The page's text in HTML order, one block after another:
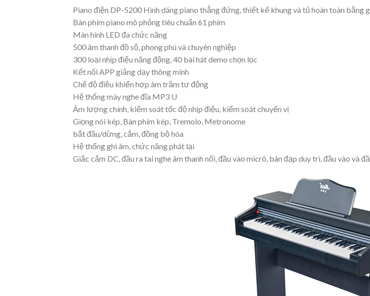
Piano điện DP-5200 Hình dáng piano thẳng đứng, thiết kế khung và tủ hoàn toàn bằng
Bàn phím piano mô phỏng tiêu chuẩn 61 phím
Màn hình LED đa chức năng
500 âm thanh đồ sộ, phong phú và chuyên nghiệp
300 loại nhịp điệu năng động, 40 bài hát demo chọn lọc
Kết nối APP giảng dạy thông minh
Chế độ điều khiển hợp âm trầm tự động
Hệ thống máy nghe đĩa MP3 U
Âm lượng chính, kiểm soát tốc độ nhịp điệu, kiểm soát chuyển vị
Giọng nói kép, Bàn phím kép, Tremolo, Metronome
bắt đầu/dừng, cắm, đồng bộ hóa
Hệ thống ghi âm, chức năng phát lại
Giắc cắm DC, đầu ra tai nghe âm thanh nổi, đầu vào micrô, bàn đạp duy trì, đầu vào và